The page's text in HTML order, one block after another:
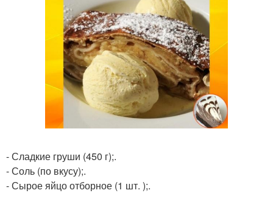
- Сладкие груши (450 г);.
- Соль (по вкусу);.
- Сырое яйцо отборное (1 шт. );.